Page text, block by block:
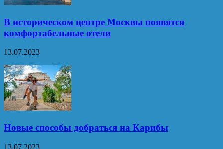
В историческом центре Москвы появятся
комфортабельные отели
13.07.2023
Новые способы добраться на Карибы
13.07.2023